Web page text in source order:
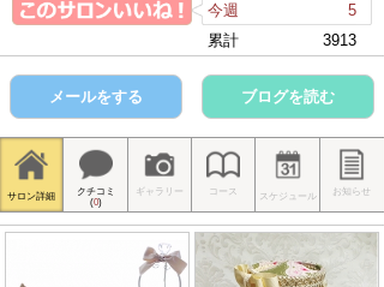
今週
5
累計
3913
メールをする ブログを読む
サロン詳細
クチコミ
(0)
ギャラリー コース スケジュール お知らせ